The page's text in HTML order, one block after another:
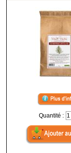
Quantité :